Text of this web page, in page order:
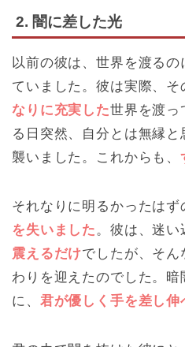
2. 闇に差した光
以前の彼は、世界を渡るの
ていました。彼は実際、そ
なりに充実した世界を渡っ
る日突然、自分とは無縁
襲いました。これからも、
それなりに明るかったはず
を失いました。彼は、迷い
震えるだけでしたが、そん
わりを迎えたのでした。
に、 君が優しく手を差し伸